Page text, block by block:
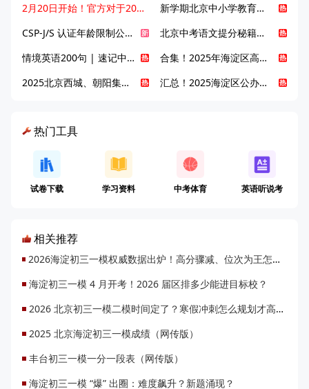
2月20日开始！官方对于2025年北京市中招体检问题解答！
新学期北京中小学教育八大变化全解析：学位、政策、教学等方面迎新变革
CSP-J/S 认证年龄限制公告发布，新规即日起实施！
北京中考语文提分秘籍！攻克 5000 易混易错字
情境英语200句 | 速记中考英语1600词
合集！2025年海淀区高中校情介绍
2025北京西城、朝阳集团校直升新动态
汇总！2025海淀区公办高中校情全解
热门工具
试卷下载 学习资料 中考体育 英语听说考
相关推荐
2026海淀初三一模权威数据出炉！高分骤减、位次为王怎么定位？
海淀初三一模 4 月开考！2026 届区排多少能进目标校？
2026 北京初三一模二模时间定了？寒假冲刺怎么规划才高效？
2025 北京海淀初三一模成绩（网传版）
丰台初三一模一分一段表（网传版）
海淀初三一模 “爆” 出圈：难度飙升？新题涌现？